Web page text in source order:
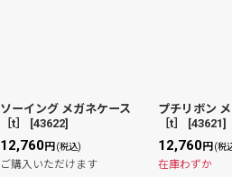
ソーイング メガネケース
［t］
[43622]
12,760円(税込)
ご購入いただけます
プチリボン
［t］
[43621]
12,760円(税
在庫わずか